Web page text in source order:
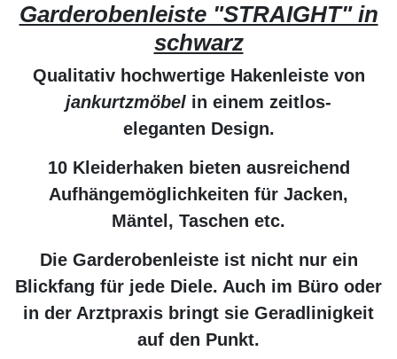
Garderobenleiste "STRAIGHT" in
schwarz
Qualitativ hochwertige Hakenleiste von
jankurtzmöbel in einem zeitlos-
eleganten Design.
10 Kleiderhaken bieten ausreichend
Aufhängemöglichkeiten für Jacken,
Mäntel, Taschen etc.
Die Garderobenleiste ist nicht nur ein
Blickfang für jede Diele. Auch im Büro oder
in der Arztpraxis bringt sie Geradlinigkeit
auf den Punkt.